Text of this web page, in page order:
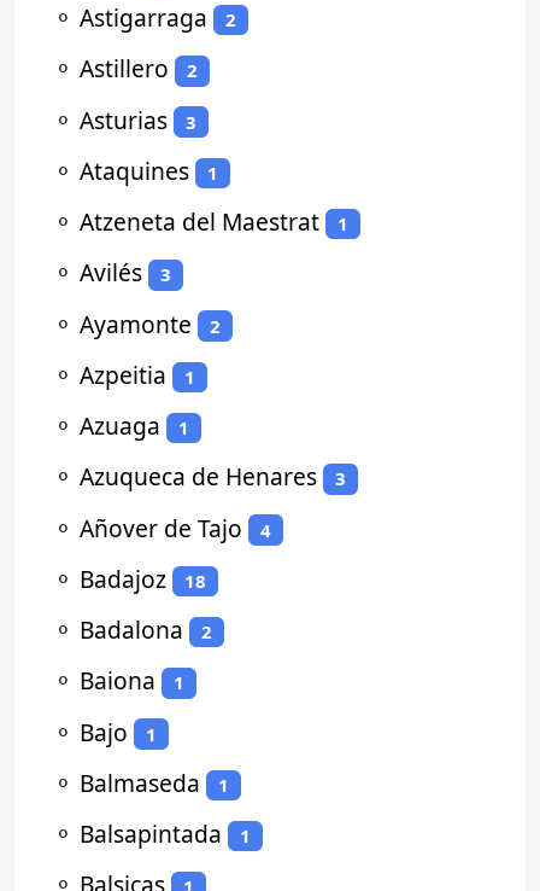
⚬ Astigarraga 2
⚬ Astillero 2
⚬ Asturias 3
⚬ Ataquines 1
⚬ Atzeneta del Maestrat 1
⚬ Avilés 3
⚬ Ayamonte 2
⚬ Azpeitia 1
⚬ Azuaga 1
⚬ Azuqueca de Henares 3
⚬ Añover de Tajo 4
⚬ Badajoz 18
⚬ Badalona 2
⚬ Baiona 1
⚬ Bajo 1
⚬ Balmaseda 1
⚬ Balsapintada 1